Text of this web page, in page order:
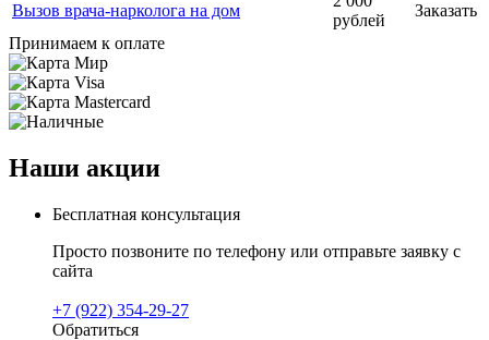
Вызов врача-нарколога на дом
рублей
Заказать
Принимаем к оплате
Наши акции
Бесплатная консультация
Просто позвоните по телефону или отправьте заявку с
сайта
+7 (922) 354-29-27
Обратиться